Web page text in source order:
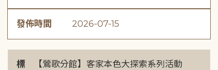
發佈時間 2026-07-15
標
【鶯歌分館】客家本色大探索系列活動